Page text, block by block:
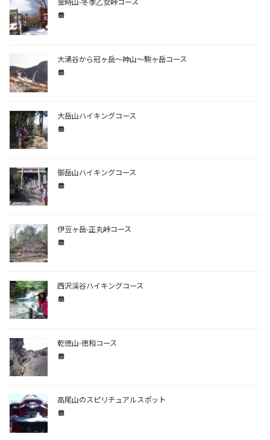
金時山-冬季乙女峠コース
大涌谷から冠ヶ岳～神山～駒ヶ岳コース
大岳山ハイキングコース
御岳山ハイキングコース
伊豆ヶ岳-正丸峠コース
西沢渓谷ハイキングコース
乾徳山-徳和コース
高尾山のスピリチュアルスポット